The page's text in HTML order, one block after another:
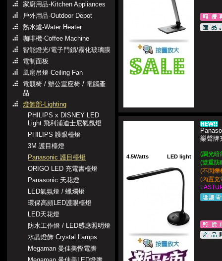
家廚用品-Kitchen Appliances
戶外用品-Outdoor Depot
熱水爐-Water Heater
咖啡機-Coffee Machine
智能燈光/電子門鎖/霧化玻璃膜
電制面板
風扇吊燈-Ceiling Fan
電競椅 / 辦公室座椅 / 電腦產
品
燈飾部-Lighting
PHILIPS x DISNEY LED
Light 飛利浦迪士尼氣氛燈
PHILIPS 護眼檯燈
3M 護目檯燈
Panasonic 護目檯燈
ORIGO LED 充電書檯燈
Panasonic 天花燈
LED氣氛燈 / 蠟燭燈
環保高頻LED護眼檯燈
LED天花燈
防水工作燈 / LED感應照明燈
水晶燈飾 Crystal Lamps
Megaman 曼佳美慳電膽
4.5Watts LED light
樂聲牌
(調光暗
(雙重防
(不閃爍
(內置充